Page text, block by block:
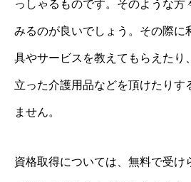
っしゃるものです。そのような方
みるのが良いでしょう。その際に
具やサービスを教えてもらえたり
立った介護用品などを頂けたりす
ません。
資格取得については、無料で受け